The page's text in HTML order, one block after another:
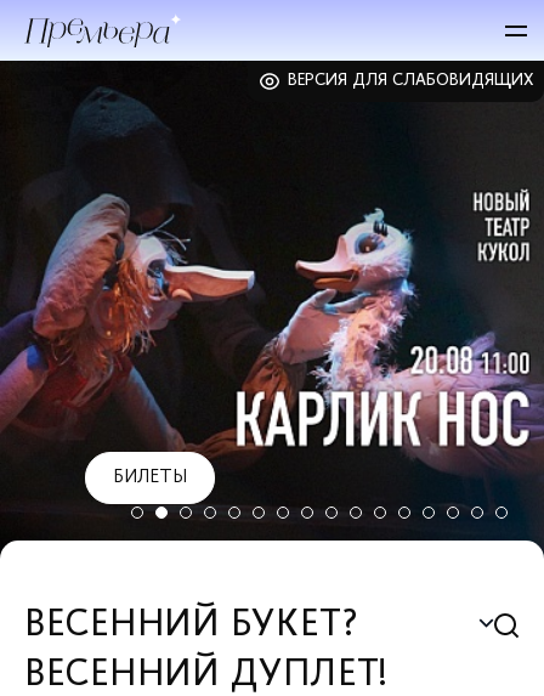
ВЕРСИЯ ДЛЯ СЛАБОВИДЯЩИХ
БИЛЕТЫ
ВЕСЕННИЙ БУКЕТ?
ВЕСЕННИЙ ДУПЛЕТ!